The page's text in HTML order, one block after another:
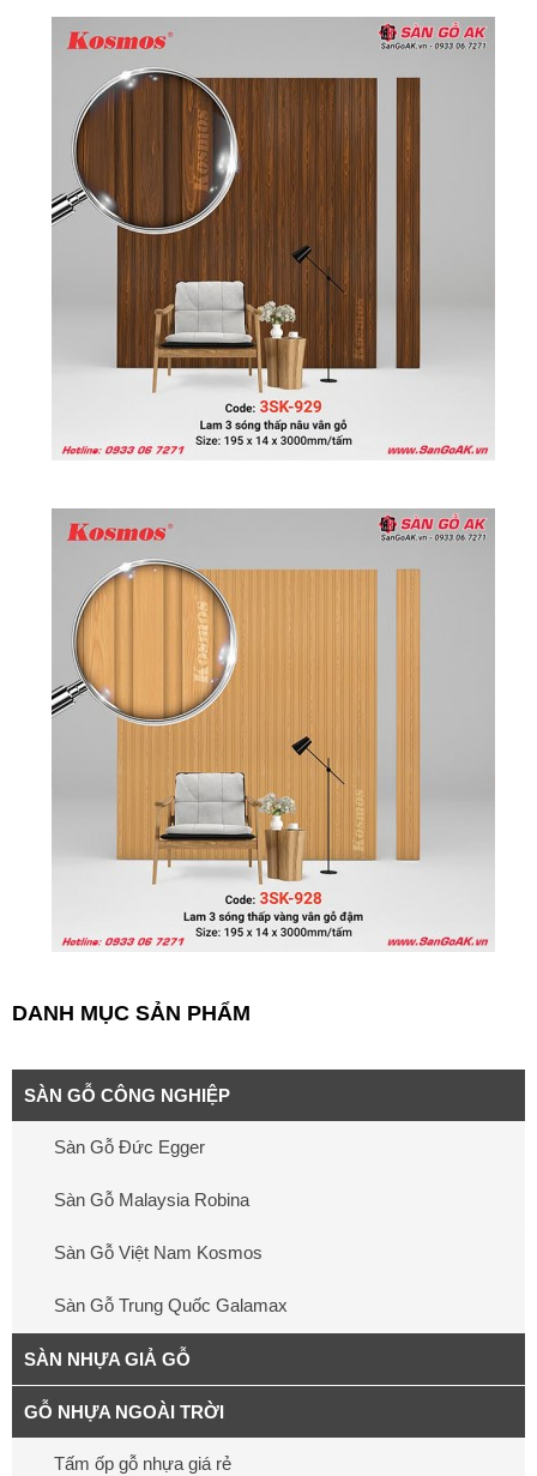
DANH MỤC SẢN PHẨM
SÀN GỖ CÔNG NGHIỆP
Sàn Gỗ Đức Egger
Sàn Gỗ Malaysia Robina
Sàn Gỗ Việt Nam Kosmos
Sàn Gỗ Trung Quốc Galamax
SÀN NHỰA GIẢ GỖ
GỖ NHỰA NGOÀI TRỜI
Tấm ốp gỗ nhựa giá rẻ